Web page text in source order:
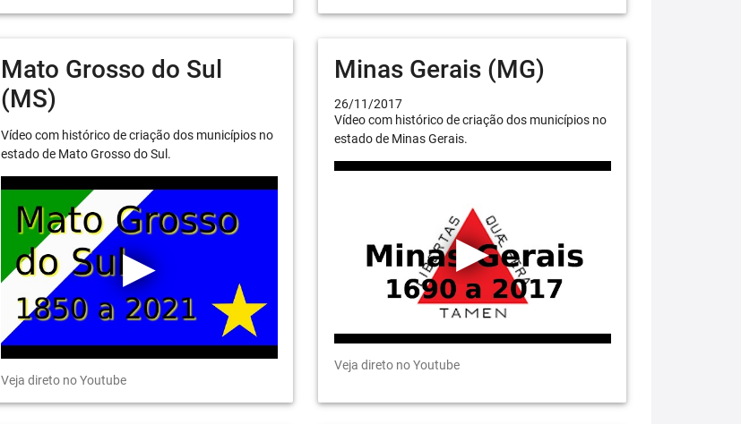
Mato Grosso do Sul
(MS)
Vídeo com histórico de criação dos municípios no
estado de Mato Grosso do Sul.
Veja direto no Youtube
Minas Gerais (MG)
26/11/2017
Vídeo com histórico de criação dos municípios no
estado de Minas Gerais.
Veja direto no Youtube